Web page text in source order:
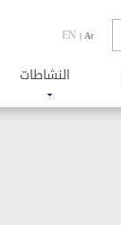
EN | Ar
النشاطات